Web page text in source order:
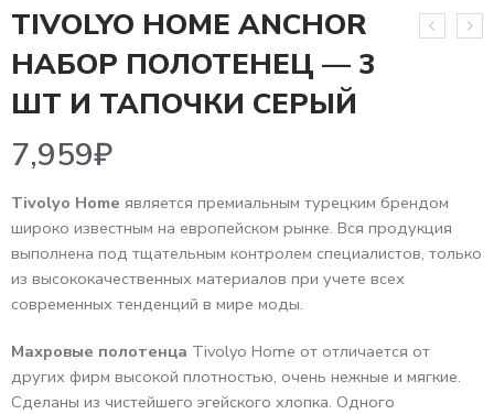
TIVOLYO HOME ANCHOR
НАБОР ПОЛОТЕНЕЦ — 3
ШТ И ТАПОЧКИ СЕРЫЙ
7,959₽
Tivolyo Home является премиальным турецким брендом
широко известным на европейском рынке. Вся продукция
выполнена под тщательным контролем специалистов, только
из высококачественных материалов при учете всех
современных тенденций в мире моды.
Махровые полотенца Tivolyo Home от отличается от
других фирм высокой плотностью, очень нежные и мягкие.
Сделаны из чистейшего эгейского хлопка. Одного